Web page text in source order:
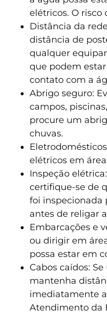
elétricos. O risco
Distância da
distância de
qualquer
que podem
contato com a
Abrigo seguro:
campos,
procure um
chuvas.
elétricos em
Inspeção
certifique-se de
foi inspecionada
antes de religar
Embarcações e
ou dirigir em
possa estar em
Cabos caídos:
mantenha
imediatamente
Atendimento da